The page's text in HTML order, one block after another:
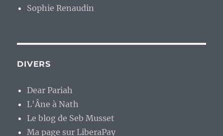
Sophie Renaudin
DIVERS
Dear Pariah
L'Âne à Nath
Le blog de Seb Musset
Ma page sur LiberaPay